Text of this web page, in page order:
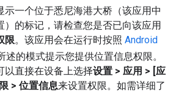
示一个位于悉尼海港大桥（该应用中
）的标记，请检查您是否已向该应用
限。该应用会在运行时按照 Android
述的模式提示您提供位置信息权限。
以直接在设备上选择设置 > 应用 > [应
> 位置信息来设置权限。 如需详细了